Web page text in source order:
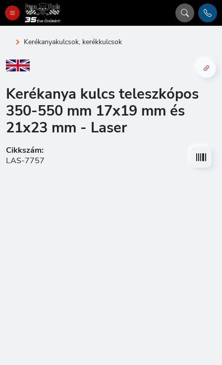
Kerékanyakulcsok, kerékkulcsok
Kerékanya kulcs teleszkópos
350-550 mm 17x19 mm és
21x23 mm - Laser
Cikkszám:
LAS-7757